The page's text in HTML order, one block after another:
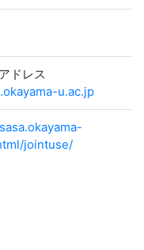
ドレス
u.ac.jp
jointuse/